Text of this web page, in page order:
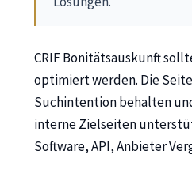
CRIF Bonitätsauskunft
optimiert werden. Die
Suchintention behalten
interne Zielseiten
Software, API, Anbieter